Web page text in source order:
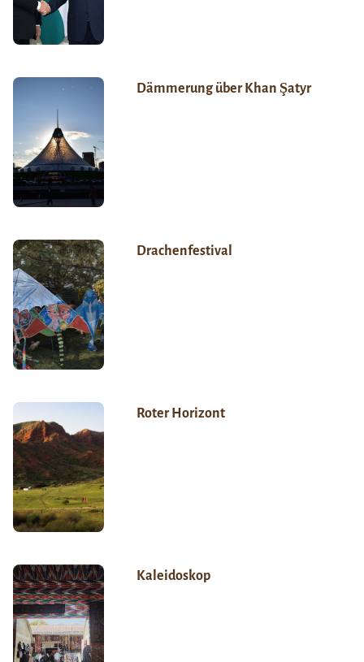
Dämmerung über Khan Şatyr
Drachenfestival
Roter Horizont
Kaleidoskop